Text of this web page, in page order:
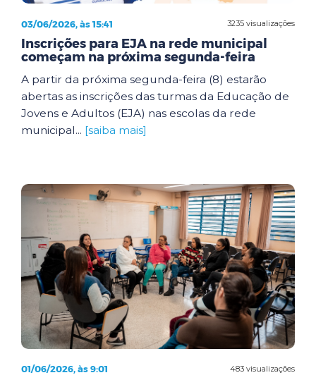
3235 visualizações
03/06/2026, às 15:41
Inscrições para EJA na rede municipal
começam na próxima segunda-feira
A partir da próxima segunda-feira (8) estarão
abertas as inscrições das turmas da Educação de
Jovens e Adultos (EJA) nas escolas da rede
municipal... [saiba mais]
483 visualizações
01/06/2026, às 9:01